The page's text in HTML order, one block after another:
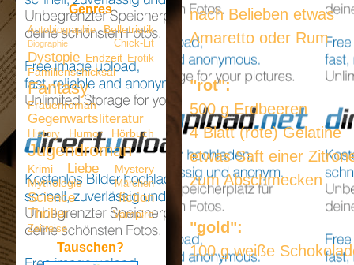
nach Belieben etwas
Amaretto oder Rum
"rot":
500 g Erdbeeren
4 Blatt (rote) Gelatine
etwas Saft einer
zum Abschmecken
"gold":
100 g weiße
Genres
Autobiographie Belletristik
Biographie Chick-Lit
Dystopie Endzeit Erotik
Familienschicksal
Fantasy
Frauenroman
Gegenwartsliteratur
History Humor Hörbuch
Jugendroman
Krimi Liebe
Mystery
Mythologie
Märchen
Science fiction
Thriller
Vampire
Zeitreise
Tauschen?